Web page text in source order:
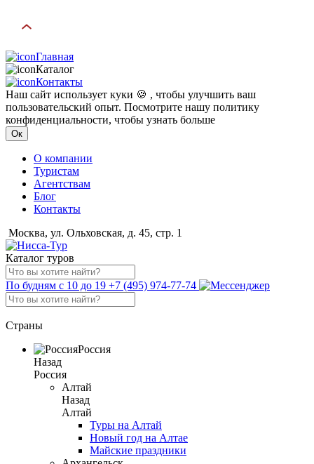
Главная
Каталог
Контакты
Наш сайт использует куки 🍪 , чтобы улучшить ваш
пользовательский опыт. Посмотрите нашу политику
конфиденциальности, чтобы узнать больше
Ок
О компании
Туристам
Агентствам
Блог
Контакты
Москва, ул. Ольховская, д. 45, стр. 1
Каталог туров
По будням с 10 до 19 +7 (495) 974-77-74
Страны
Россия
Назад
Россия
Алтай
Назад
Алтай
Туры на Алтай
Новый год на Алтае
Майские праздники